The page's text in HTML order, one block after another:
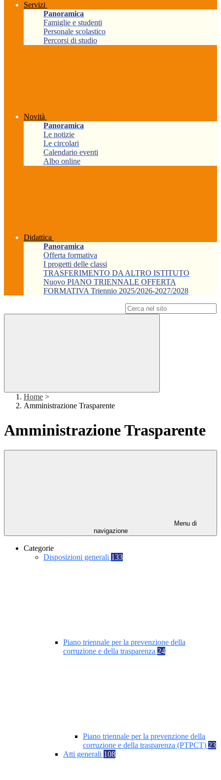
Servizi
Panoramica
Famiglie e studenti
Personale scolastico
Percorsi di studio
Novità
Panoramica
Le notizie
Le circolari
Calendario eventi
Albo online
Didattica
Panoramica
Offerta formativa
I progetti delle classi
TRASFERIMENTO DA ALTRO ISTITUTO
Nuovo PIANO TRIENNALE OFFERTA
FORMATIVA Triennio 2025/2026-2027/2028
Home >
Amministrazione Trasparente
Amministrazione Trasparente
Menu di
navigazione
Categorie
Disposizioni generali 133
Piano triennale per la prevenzione della
corruzione e della trasparenza 24
Piano triennale per la prevenzione della
corruzione e della trasparenza (PTPCT) 23
Atti generali 108